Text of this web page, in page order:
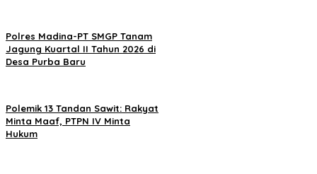
Polres Madina-PT SMGP Tanam
Jagung Kuartal II Tahun 2026 di
Desa Purba Baru
Polemik 13 Tandan Sawit: Rakyat
Minta Maaf, PTPN IV Minta
Hukum